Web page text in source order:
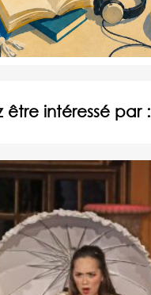
être intéressé par :